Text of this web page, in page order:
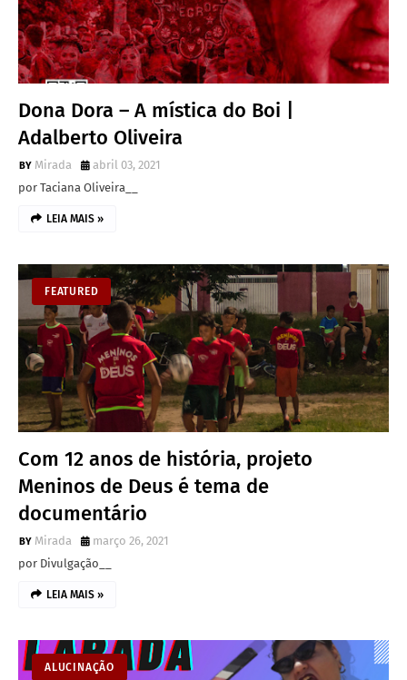
Dona Dora – A mística do Boi |
Adalberto Oliveira
Mirada
abril 03, 2021
por Taciana Oliveira__
LEIA MAIS »
FEATURED
Com 12 anos de história, projeto
Meninos de Deus é tema de
documentário
Mirada
março 26, 2021
por Divulgação__
LEIA MAIS »
ALUCINAÇÃO